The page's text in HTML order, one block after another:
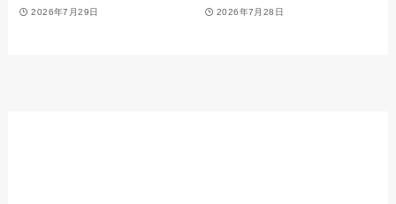
2026年7月29日 2026年7月28日